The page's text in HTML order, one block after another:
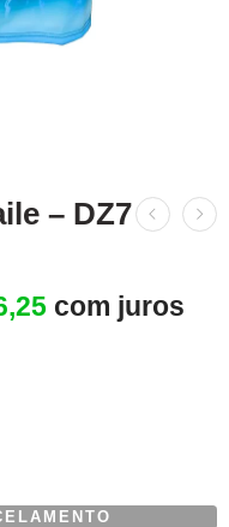
– DZ7
com juros